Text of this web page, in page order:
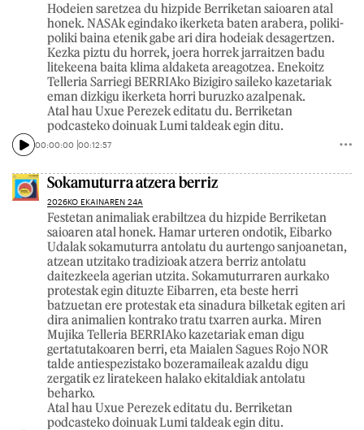
Hodeien saretzea du hizpide Berriketan saioaren atal
honek. NASAk egindako ikerketa baten arabera, poliki-
poliki baina etenik gabe ari dira hodeiak desagertzen.
Kezka piztu du horrek, joera horrek jarraitzen badu
litekeena baita klima aldaketa areagotzea. Enekoitz
Telleria Sarriegi BERRIAko Bizigiro saileko kazetariak
eman dizkigu ikerketa horri buruzko azalpenak.
Atal hau Uxue Perezek editatu du. Berriketan
podcasteko doinuak Lumi taldeak egin ditu.
00:00:00 00:12:57
Sokamuturra atzera berriz
2026KO EKAINAREN 24A
Festetan animaliak erabiltzea du hizpide Berriketan
saioaren atal honek. Hamar urteren ondotik, Eibarko
Udalak sokamuturra antolatu du aurtengo sanjoanetan,
atzean utzitako tradizioak atzera berriz antolatu
daitezkeela agerian utzita. Sokamuturraren aurkako
protestak egin dituzte Eibarren, eta beste herri
batzuetan ere protestak eta sinadura bilketak egiten ari
dira animalien kontrako tratu txarren aurka. Miren
Mujika Telleria BERRIAko kazetariak eman digu
gertatutakoaren berri, eta Maialen Sagues Rojo NOR
talde antiespezistako bozeramaileak azaldu digu
zergatik ez liratekeen halako ekitaldiak antolatu
beharko.
Atal hau Uxue Perezek editatu du. Berriketan
podcasteko doinuak Lumi taldeak egin ditu.